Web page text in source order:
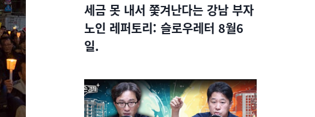
세금 못 내서 쫓겨난다는 강남 부자
노인 레퍼토리: 슬로우레터 8월6
일.